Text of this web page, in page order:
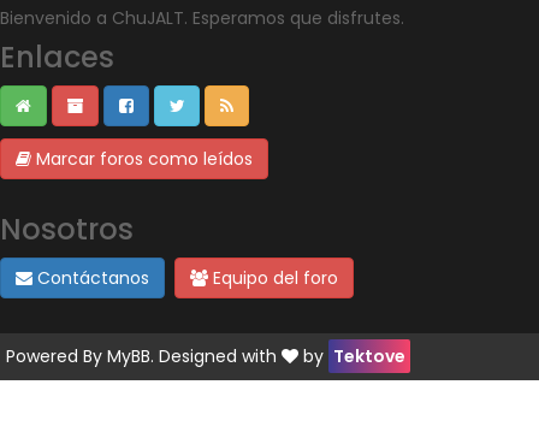
Bienvenido a ChuJALT. Esperamos que disfrutes.
Enlaces
Marcar foros como leídos
Nosotros
Contáctanos Equipo del foro
Powered By MyBB. Designed with by Tektove